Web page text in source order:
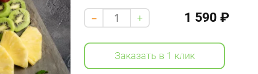
- + 1 590 ₽
Заказать в 1 клик